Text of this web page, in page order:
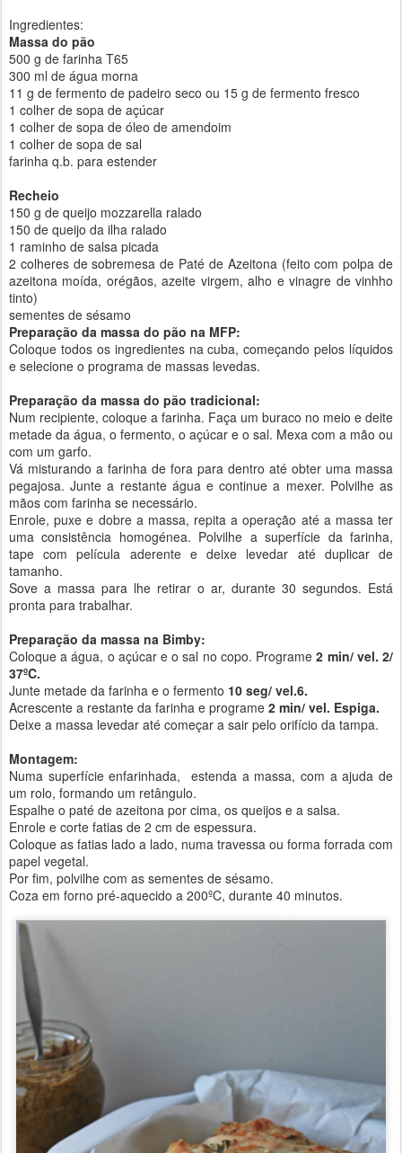
Ingredientes:
Massa do pão
500 g de farinha T65
300 ml de água morna
11 g de fermento de padeiro seco ou 15 g de fermento fresco
1 colher de sopa de açúcar
1 colher de sopa de óleo de amendoim
1 colher de sopa de sal
farinha q.b. para estender
Recheio
150 g de queijo mozzarella ralado
150 de queijo da ilha ralado
1 raminho de salsa picada
2 colheres de sobremesa de Paté de Azeitona (feito com polpa de
azeitona moída, orégãos, azeite virgem, alho e vinagre de vinhho
tinto)
sementes de sésamo
Preparação da massa do pão na MFP:
Coloque todos os ingredientes na cuba, começando pelos líquidos
e selecione o programa de massas levedas.
Preparação da massa do pão tradicional:
Num recipiente, coloque a farinha. Faça um buraco no meio e deite
metade da água, o fermento, o açúcar e o sal. Mexa com a mão ou
com um garfo.
Vá misturando a farinha de fora para dentro até obter uma massa
pegajosa. Junte a restante água e continue a mexer. Polvilhe as
mãos com farinha se necessário.
Enrole, puxe e dobre a massa, repita a operação até a massa ter
uma consistência homogénea. Polvilhe a superfície da farinha,
tape com película aderente e deixe levedar até duplicar de
tamanho.
Sove a massa para lhe retirar o ar, durante 30 segundos. Está
pronta para trabalhar.
Preparação da massa na Bimby:
Coloque a água, o açúcar e o sal no copo. Programe2 min/ vel. 2/
37ºC.
Junte metade da farinha e o fermento 10 seg/ vel.6.
Acrescente a restante da farinha e programe 2 min/ vel. Espiga.
Deixe a massa levedar até começar a sair pelo orifício da tampa.
Montagem:
Numa superfície enfarinhada, estenda a massa, com a ajuda de
um rolo, formando um retângulo.
Espalhe o paté de azeitona por cima, os queijos e a salsa.
Enrole e corte fatias de 2 cm de espessura.
Coloque as fatias lado a lado, numa travessa ou forma forrada com
papel vegetal.
Por fim, polvilhe com as sementes de sésamo.
Coza em forno pré-aquecido a 200ºC, durante 40 minutos.